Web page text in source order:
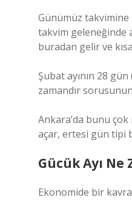
Günümüz takvimine
takvim geleneğinde
buradan gelir ve
Şubat ayının 28
zamandır sorusunun
Ankara’da bunu
açar, ertesi gün tipi
Gücük Ayı Ne
Ekonomide bir